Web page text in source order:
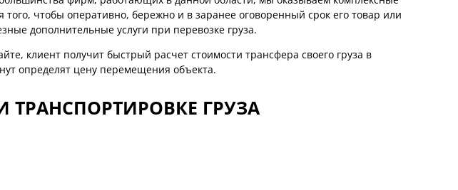
чтобы оперативно, бережно и в заранее оговоренный срок его товар или
дополнительные услуги при перевозке груза.
клиент получит быстрый расчет стоимости трансфера своего груза в
определят цену перемещения объекта.
ГРУЗА